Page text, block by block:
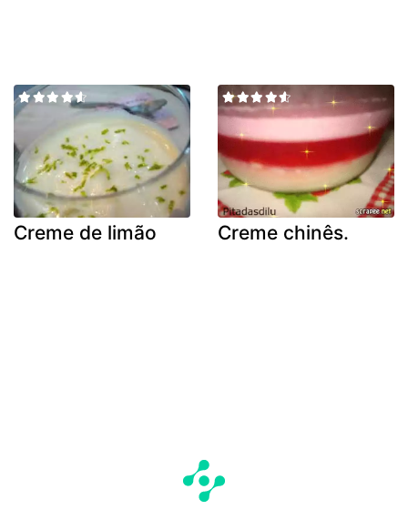
Creme de limão Creme chinês.